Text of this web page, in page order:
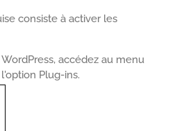
consiste à activer les
accédez au menu
Plug-ins.